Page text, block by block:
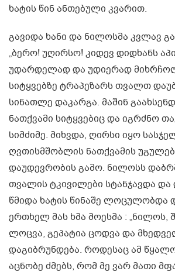
ხატის წინ ანთებული კვარით.
გავიდა ხანი და ნილოსმა კვლავ
„ბერო! უღირსო! კიდევ დიდხანს
უდარდელად და უდიერად
სიტყვებზე ტრაპეზარს თვალთ
სინათლე დაკარგა. მაშინ
ნათქვამი სიტყვებიც და იგრძნო
სიმძიმე. მიხვდა, ღირსი იყო
ღვთისმშობლის ნათქვამის
დაუდევრობის გამო. ნილოსს
თვალის ტკივილები სტანჯავდა
წმიდა ხატის წინაშე ლოცულობდა
ერთხელ მას ხმა მოესმა : „ნილოს,
ლოცვა, გეპატია ცოდვა და
დაგიბრუნდება. როდესაც ამ
აცნობე ძმებს, რომ მე ვარ მათი